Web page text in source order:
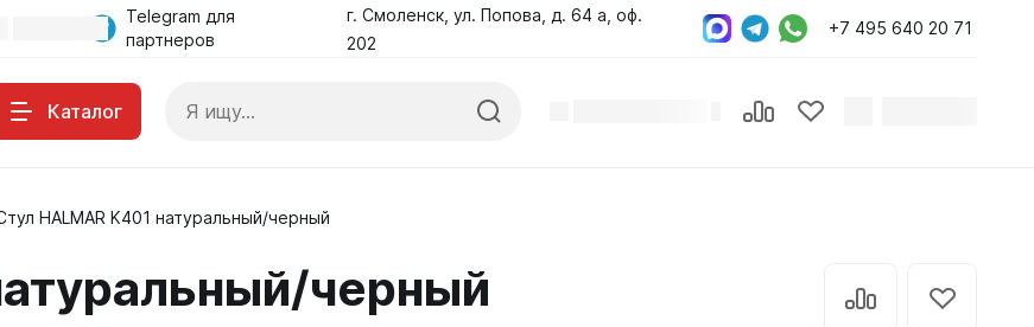
Telegram для
партнеров
г. Смоленск, ул. Попова, д. 64 а, оф.
202
+7 495 640 20 71
Каталог
HALMAR K401 натуральный/черный
черный